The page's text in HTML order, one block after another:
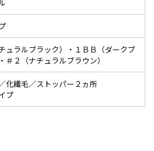
ュラルブラック）・１ＢＢ（ダークブ
＃２（ナチュラルブラウン）
化繊毛／ストッパー２ヵ所
プ